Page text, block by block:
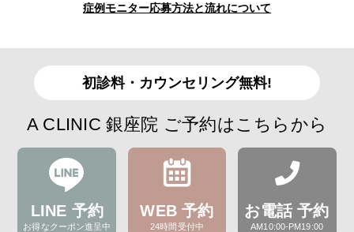
症例モニター応募方法と流れについて
初診料・カウンセリング無料!
A CLINIC 銀座院 ご予約はこちらから
LINE 予約
お得なクーポン進呈中
WEB 予約
24時間受付中
お電話 予約
AM10:00-PM19:00